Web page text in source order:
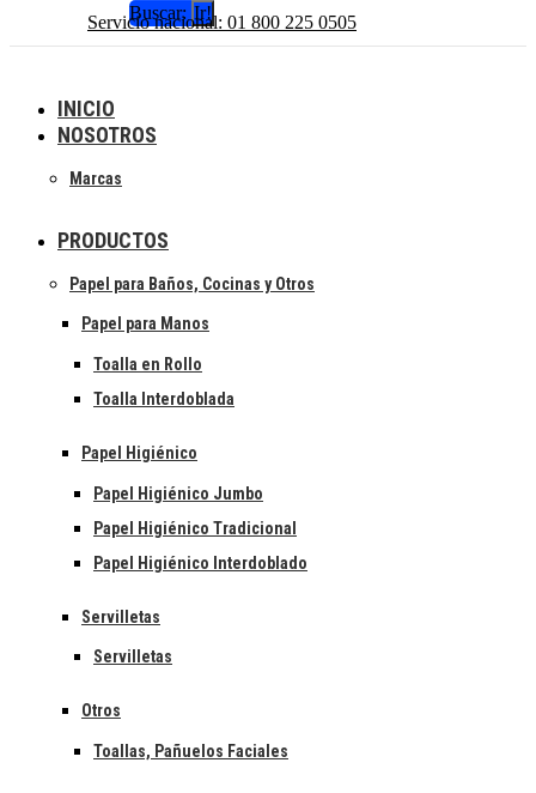
Servicio nacional: 01 800 225 0505
Buscar:
INICIO
NOSOTROS
Marcas
PRODUCTOS
Papel para Baños, Cocinas y Otros
Papel para Manos
Toalla en Rollo
Toalla Interdoblada
Papel Higiénico
Papel Higiénico Jumbo
Papel Higiénico Tradicional
Papel Higiénico Interdoblado
Servilletas
Servilletas
Otros
Toallas, Pañuelos Faciales